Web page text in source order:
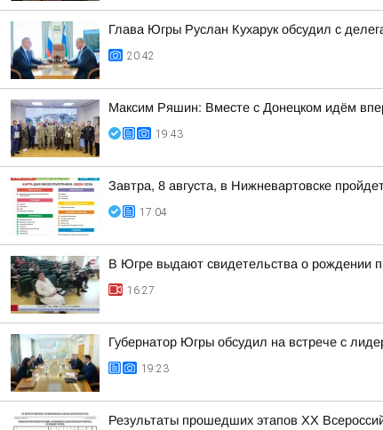
Глава Югры Руслан Кухарук обсудил с
20:42
Максим Ряшин: Вместе с Донецком идём
19:43
Завтра, 8 августа, в Нижневартовске
17:04
В Югре выдают свидетельства о рождении
16:27
Губернатор Югры обсудил на встрече с
19:23
Результаты прошедших этапов ХХ